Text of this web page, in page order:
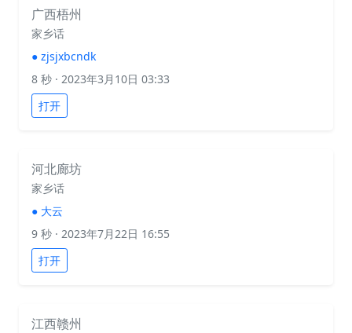
广西梧州
家乡话
● zjsjxbcndk
8 秒 · 2023年3月10日 03:33
打开
河北廊坊
家乡话
● 大云
9 秒 · 2023年7月22日 16:55
打开
江西赣州